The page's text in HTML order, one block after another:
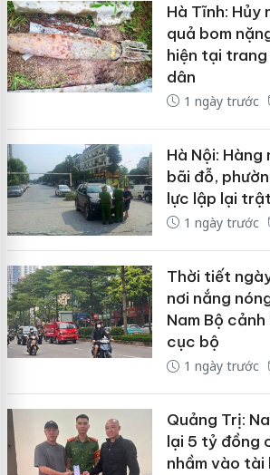
Hà Tĩnh: Hủy
quả bom
hiện tại
dân
1 ngày trước
Hà Nội:
bãi đỗ,
lực lập lại
1 ngày trước
Thời tiết
nơi nắng
Nam Bộ
cục bộ
1 ngày trước
Quảng Trị:
lại 5 tỷ đồng
nhầm vào tài